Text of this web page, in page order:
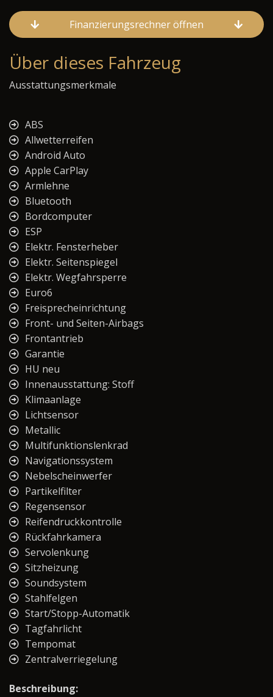
Finanzierungsrechner öffnen
Über dieses Fahrzeug
Ausstattungsmerkmale
ABS
Allwetterreifen
Android Auto
Apple CarPlay
Armlehne
Bluetooth
Bordcomputer
ESP
Elektr. Fensterheber
Elektr. Seitenspiegel
Elektr. Wegfahrsperre
Euro6
Freisprecheinrichtung
Front- und Seiten-Airbags
Frontantrieb
Garantie
HU neu
Innenausstattung: Stoff
Klimaanlage
Lichtsensor
Metallic
Multifunktionslenkrad
Navigationssystem
Nebelscheinwerfer
Partikelfilter
Regensensor
Reifendruckkontrolle
Rückfahrkamera
Servolenkung
Sitzheizung
Soundsystem
Stahlfelgen
Start/Stopp-Automatik
Tagfahrlicht
Tempomat
Zentralverriegelung
Beschreibung: